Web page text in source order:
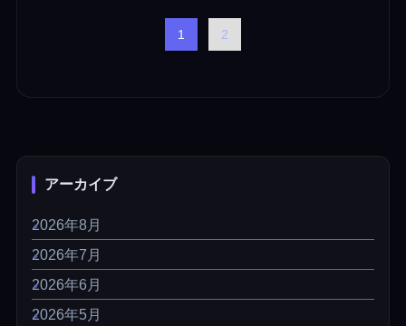
1 2
アーカイブ
2026年8月
2026年7月
2026年6月
2026年5月